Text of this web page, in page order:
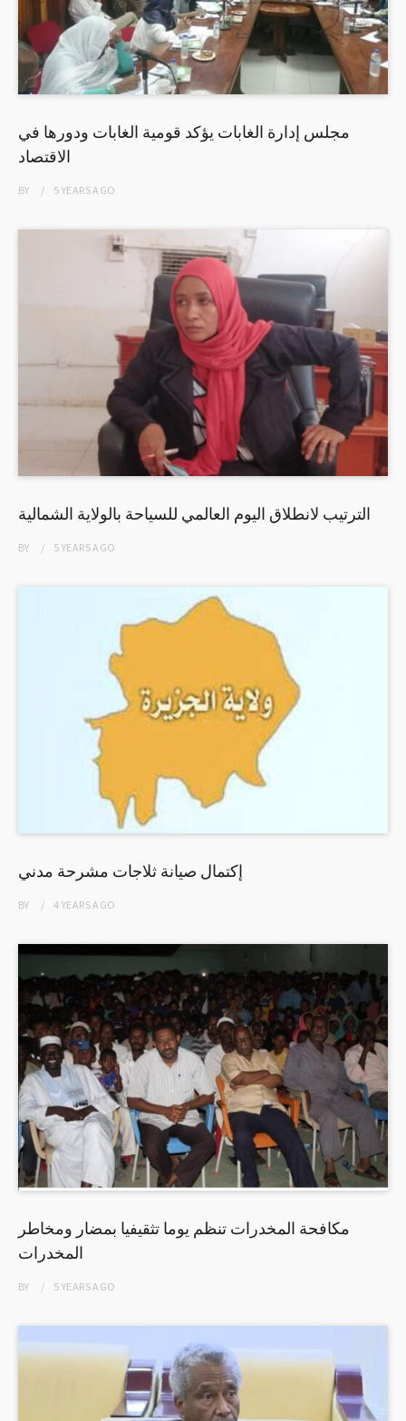
مجلس إدارة الغابات يؤكد قومية الغابات ودورها في
الاقتصاد
BY 5 YEARSAGO
الترتيب لانطلاق اليوم العالمي للسياحة بالولاية الشمالية
BY 5 YEARSAGO
إكتمال صيانة ثلاجات مشرحة مدني
BY 4 YEARSAGO
مكافحة المخدرات تنظم يوما تثقيفيا بمضار ومخاطر
المخدرات
BY 5 YEARSAGO